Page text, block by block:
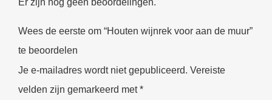
Wees de eerste om “Houten wijnrek voor aan de muur”
te beoordelen
Je e-mailadres wordt niet gepubliceerd. Vereiste
velden zijn gemarkeerd met*